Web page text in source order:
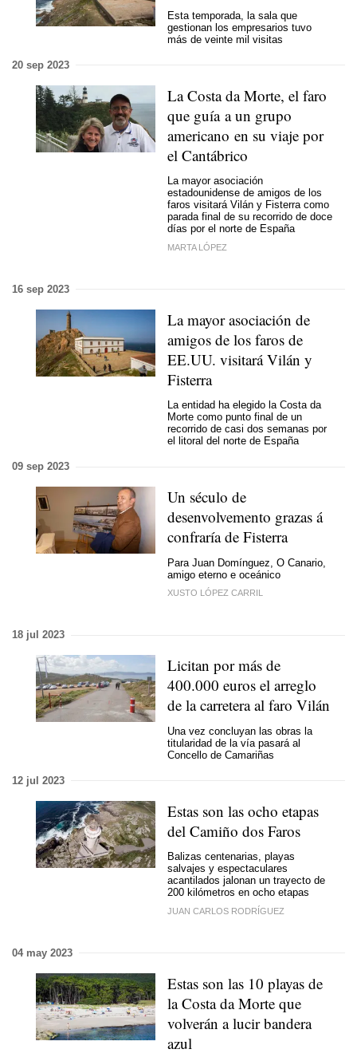
Esta temporada, la sala que
gestionan los empresarios tuvo
más de veinte mil visitas
20 sep 2023
La Costa da Morte, el faro
que guía a un grupo
americano en su viaje por
el Cantábrico
La mayor asociación
estadounidense de amigos de los
faros visitará Vilán y Fisterra como
parada final de su recorrido de doce
días por el norte de España
MARTA LÓPEZ
16 sep 2023
La mayor asociación de
amigos de los faros de
EE.UU. visitará Vilán y
Fisterra
La entidad ha elegido la Costa da
Morte como punto final de un
recorrido de casi dos semanas por
el litoral del norte de España
09 sep 2023
Un século de
desenvolvemento grazas á
confraría de Fisterra
Para Juan Domínguez, O Canario,
amigo eterno e oceánico
XUSTO LÓPEZ CARRIL
18 jul 2023
Licitan por más de
400.000 euros el arreglo
de la carretera al faro Vilán
Una vez concluyan las obras la
titularidad de la vía pasará al
Concello de Camariñas
12 jul 2023
Estas son las ocho etapas
del Camiño dos Faros
Balizas centenarias, playas
salvajes y espectaculares
acantilados jalonan un trayecto de
200 kilómetros en ocho etapas
JUAN CARLOS RODRÍGUEZ
04 may 2023
Estas son las 10 playas de
la Costa da Morte que
volverán a lucir bandera
azul